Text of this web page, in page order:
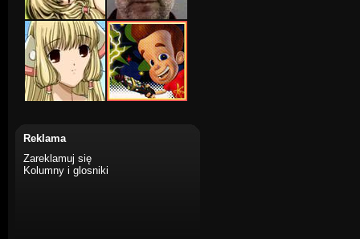
Reklama
Zareklamuj się
Kolumny i glosniki